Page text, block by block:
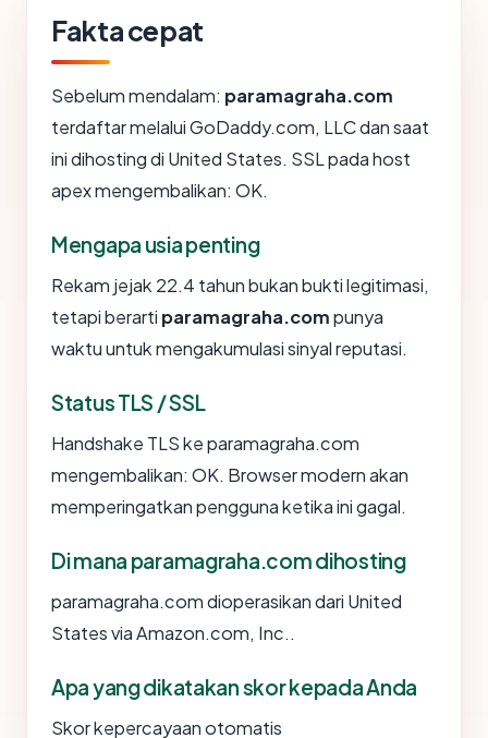
Fakta cepat
Sebelum mendalam: paramagraha.com
terdaftar melalui GoDaddy.com, LLC dan saat
ini dihosting di United States. SSL pada host
apex mengembalikan: OK.
Mengapa usia penting
Rekam jejak 22.4 tahun bukan bukti legitimasi,
tetapi berarti paramagraha.compunya
waktu untuk mengakumulasi sinyal reputasi.
Status TLS / SSL
Handshake TLS ke paramagraha.com
mengembalikan: OK. Browser modern akan
memperingatkan pengguna ketika ini gagal.
Di mana paramagraha.com dihosting
paramagraha.com dioperasikan dari United
States via Amazon.com, Inc..
Apa yang dikatakan skor kepada Anda
Skor kepercayaan otomatis